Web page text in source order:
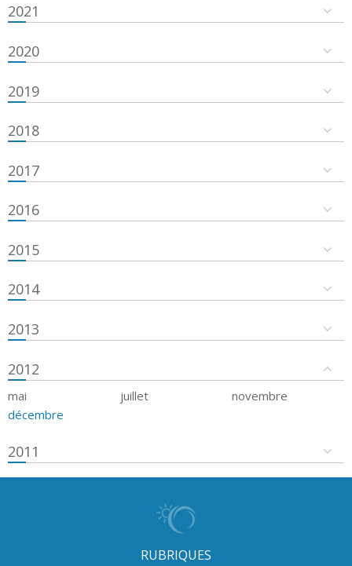
2021
2020
2019
2018
2017
2016
2015
2014
2013
2012
mai juillet
novembre
décembre
2011
RUBRIQUES